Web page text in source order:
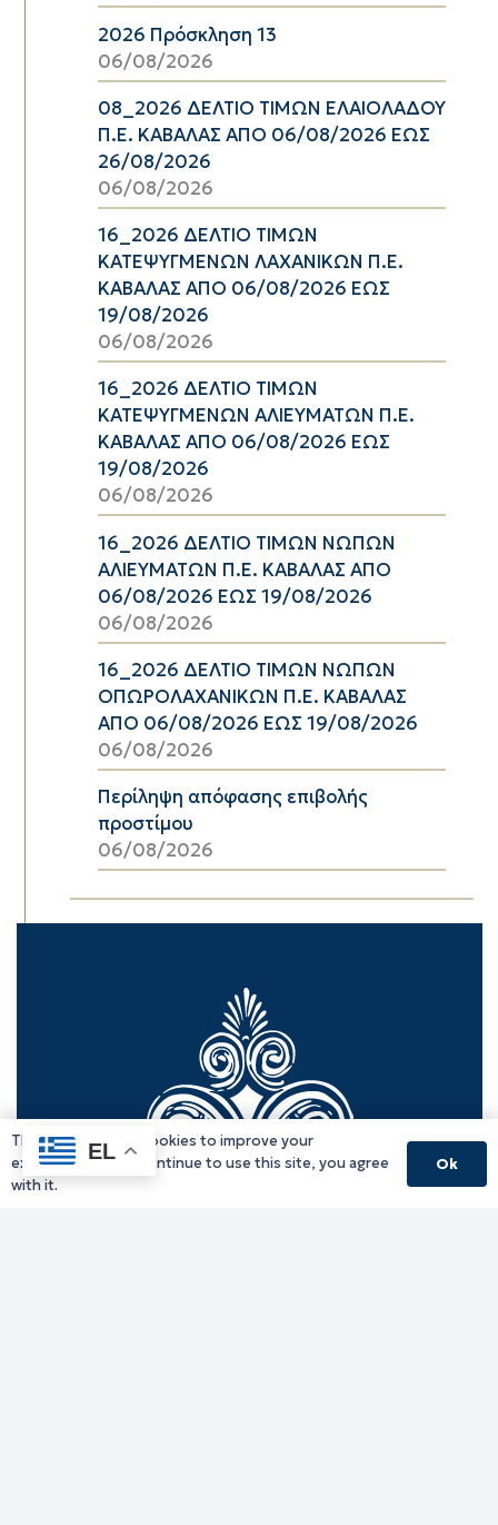
2026 Πρόσκληση 13
06/08/2026
08_2026 ΔΕΛΤΙΟ ΤΙΜΩΝ ΕΛΑΙΟΛΑΔΟΥ
Π.Ε. ΚΑΒΑΛΑΣ ΑΠΟ 06/08/2026 ΕΩΣ
26/08/2026
06/08/2026
16_2026 ΔΕΛΤΙΟ ΤΙΜΩΝ
ΚΑΤΕΨΥΓΜΕΝΩΝ ΛΑΧΑΝΙΚΩΝ Π.Ε.
ΚΑΒΑΛΑΣ ΑΠΟ 06/08/2026 ΕΩΣ
19/08/2026
06/08/2026
16_2026 ΔΕΛΤΙΟ ΤΙΜΩΝ
ΚΑΤΕΨΥΓΜΕΝΩΝ ΑΛΙΕΥΜΑΤΩΝ Π.Ε.
ΚΑΒΑΛΑΣ ΑΠΟ 06/08/2026 ΕΩΣ
19/08/2026
06/08/2026
16_2026 ΔΕΛΤΙΟ ΤΙΜΩΝ ΝΩΠΩΝ
ΑΛΙΕΥΜΑΤΩΝ Π.Ε. ΚΑΒΑΛΑΣ ΑΠΟ
06/08/2026 ΕΩΣ 19/08/2026
06/08/2026
16_2026 ΔΕΛΤΙΟ ΤΙΜΩΝ ΝΩΠΩΝ
ΟΠΩΡΟΛΑΧΑΝΙΚΩΝ Π.Ε. ΚΑΒΑΛΑΣ
ΑΠΟ 06/08/2026 ΕΩΣ 19/08/2026
06/08/2026
Περίληψη απόφασης επιβολής
προστίμου
06/08/2026
EL
This website uses cookies to improve your
experience. If you continue to use this site, you agree
with it.
Ok